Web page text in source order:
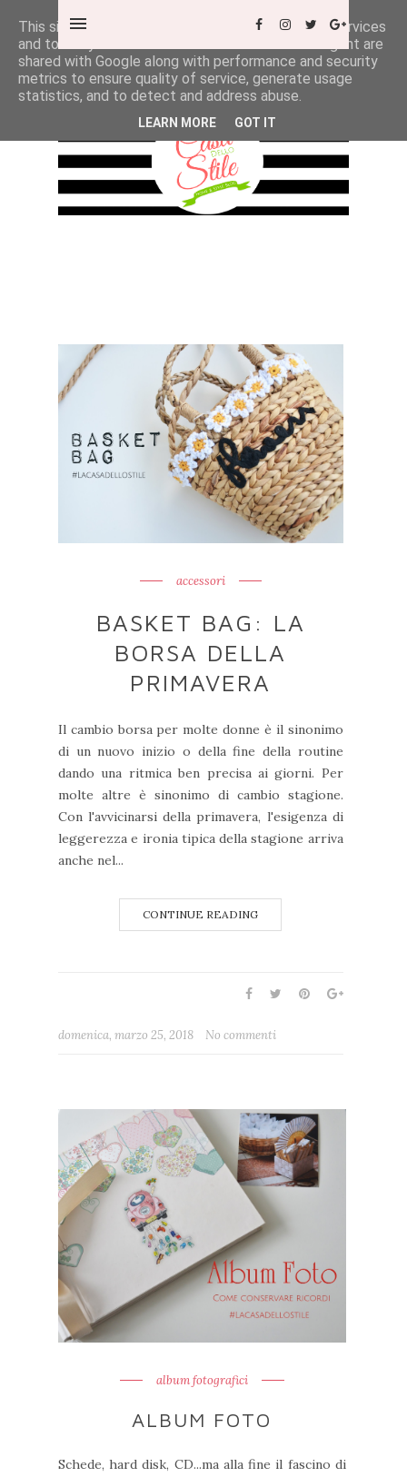
accessori
BASKET BAG: LA
BORSA DELLA
PRIMAVERA
Il cambio borsa per molte donne è il sinonimo
di un nuovo inizio o della fine della routine
dando una ritmica ben precisa ai giorni. Per
molte altre è sinonimo di cambio stagione.
Con l'avvicinarsi della primavera, l'esigenza di
leggerezza e ironia tipica della stagione arriva
anche nel...
CONTINUE READING
domenica, marzo 25, 2018 No commenti
album fotografici
ALBUM FOTO
Schede, hard disk, CD...ma alla fine il fascino di
This site uses cookies from Google to deliver its services
and to analyze traffic. Your IP address and user-agent are
shared with Google along with performance and security
metrics to ensure quality of service, generate usage
statistics, and to detect and address abuse.
LEARN MORE GOT IT